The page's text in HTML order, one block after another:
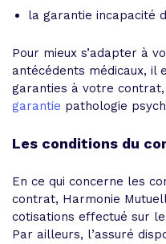
la garantie incapacité
Pour mieux s’adapter à
antécédents médicaux, il
garanties à votre
garantie pathologie
Les conditions du
En ce qui concerne les
contrat, Harmonie
cotisations effectué sur
Par ailleurs, l’assuré